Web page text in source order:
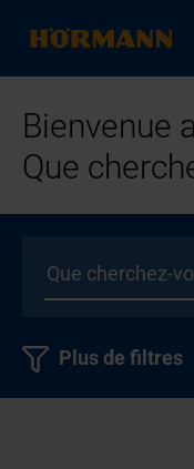
Bienvenue
Que
Plus de filtres